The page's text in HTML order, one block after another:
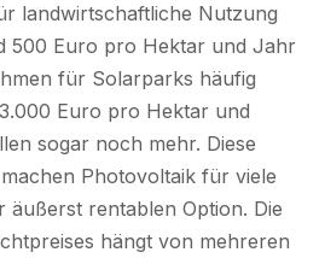
landwirtschaftliche Nutzung
500 Euro pro Hektar und Jahr
für Solarparks häufig
Euro pro Hektar und
sogar noch mehr. Diese
Photovoltaik für viele
äußerst rentablen Option. Die
hängt von mehreren